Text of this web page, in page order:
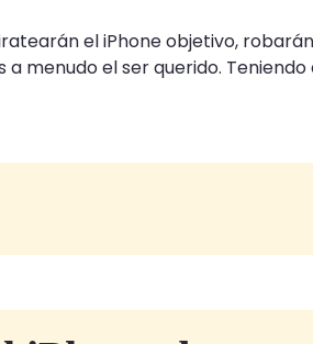
el iPhone objetivo,
menudo el ser querido.